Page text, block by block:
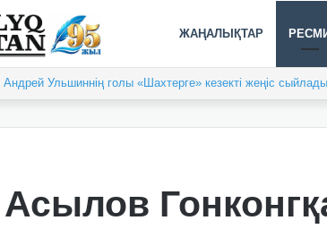
ЖАҢАЛЫҚТАР
Балқашта облыстық «Арай-2026» XIX спартакиадасы
Асылов